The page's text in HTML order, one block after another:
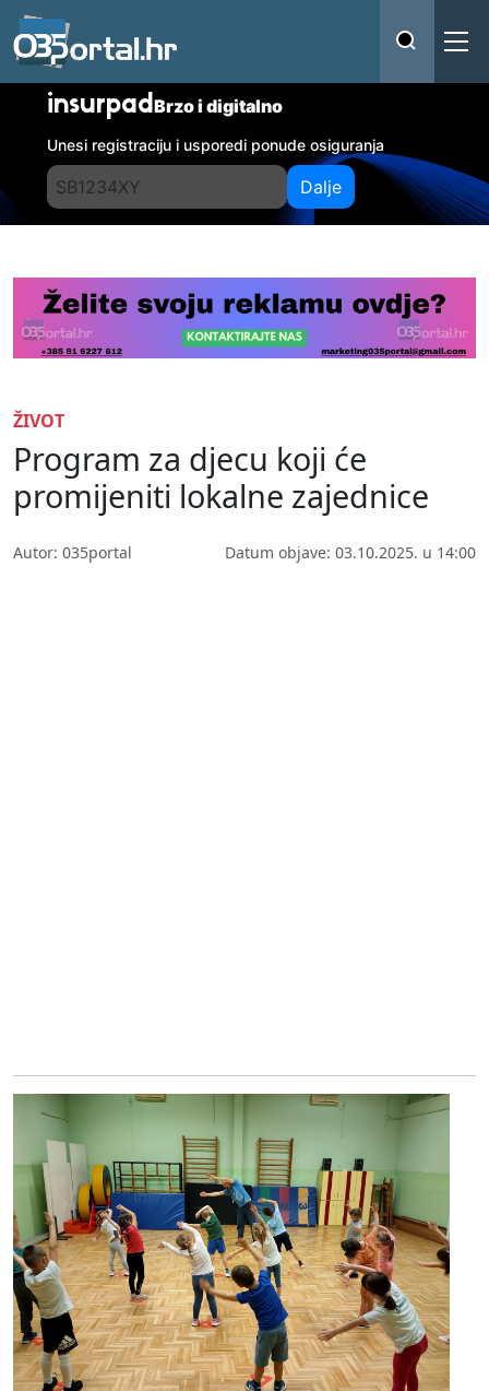
insurpadBrzo i digitalno
Unesi registraciju i usporedi ponude osiguranja
Dalje
ŽIVOT
Program za djecu koji će
promijeniti lokalne zajednice
Autor: 035portal Datum objave: 03.10.2025. u 14:00